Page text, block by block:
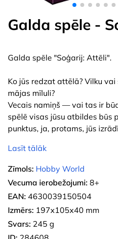
Galda spēle -
Galda spēle "Soģarij: Attēli".
Ko jūs redzat attēlā? Vilku vai
mājas mīluli?
Vecais namiņš — vai tas ir
spēlē visas jūsu atbildes būs
punktus, ja, protams, jūs
Lasīt tālāk
Zīmols: Hobby World
Vecuma ierobežojumi: 8+
EAN: 4630039150504
Izmērs: 197x105x40 mm
Svars: 245 g